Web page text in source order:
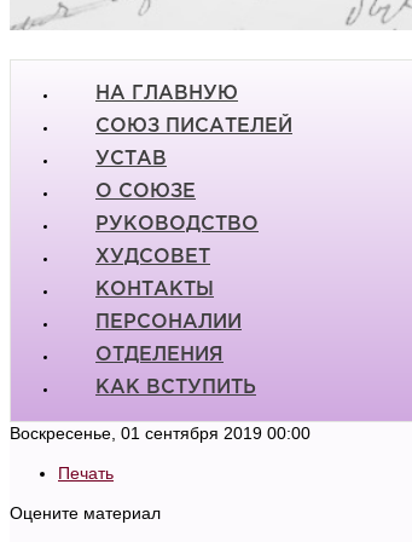
НА ГЛАВНУЮ
СОЮЗ ПИСАТЕЛЕЙ
УСТАВ
О СОЮЗЕ
РУКОВОДСТВО
ХУДСОВЕТ
КОНТАКТЫ
ПЕРСОНАЛИИ
ОТДЕЛЕНИЯ
КАК ВСТУПИТЬ
Воскресенье, 01 сентября 2019 00:00
Печать
Оцените материал